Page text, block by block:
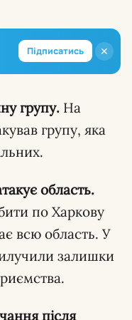
✕
Підписатись
групу. На
групу, яка
область.
по Харкову
всю область. У
залишки
після